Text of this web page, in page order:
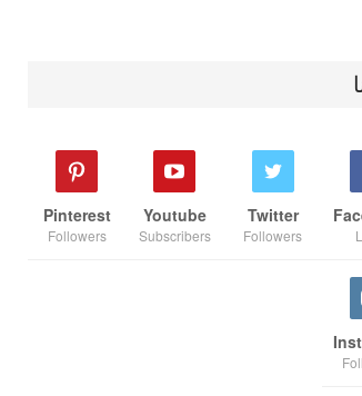
Twitter
Followers
Youtube
Subscribers
Pinterest
Followers